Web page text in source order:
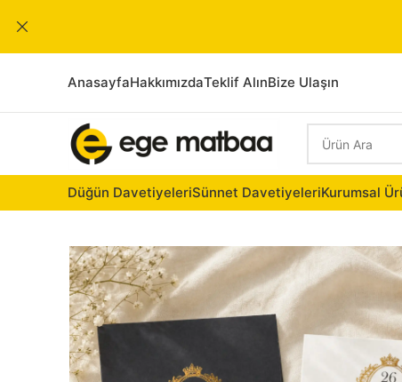
AnasayfaHakkımızdaTeklif AlınBize Ulaşın
Düğün DavetiyeleriSünnet DavetiyeleriKurumsal